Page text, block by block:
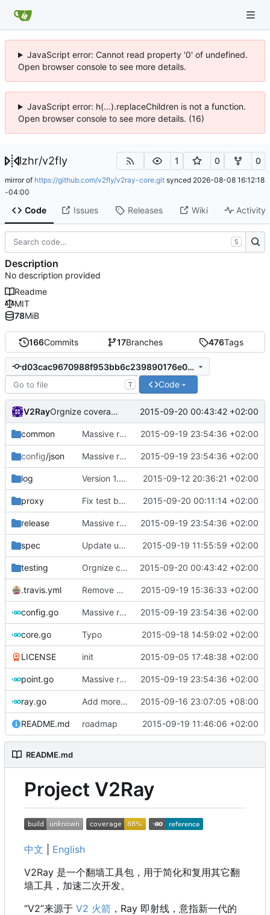
JavaScript error: Cannot read property '0' of undefined.
Open browser console to see more details.
JavaScript error: h(...).replaceChildren is not a function.
Open browser console to see more details. (16)
lzhr/v2fly 1 0 0
mirror of https://github.com/v2fly/v2ray-core.git synced 2026-08-08 16:12:18
-04:00
Code Issues Releases Wiki Activity
166Commits 17Branches 476Tags
d03cac9670988f953bb6c239890176e091cf1ab4
T Code
V2Ray Orgnize coverage info 2015-09-20 00:43:42 +02:00
common Massive refactoring for better code structure 2015-09-19 23:54:36 +02:00
config/json Massive refactoring for better code structure 2015-09-19 23:54:36 +02:00
log Version 1.0 alpha 2015-09-12 20:36:21 +02:00
proxy Fix test break 2015-09-20 00:11:14 +02:00
release Massive refactoring for better code structure 2015-09-19 23:54:36 +02:00
spec Update user guide 2015-09-19 11:55:59 +02:00
testing Orgnize coverage info 2015-09-20 00:43:42 +02:00
.travis.yml Remove unnecessary tip target. 2015-09-19 15:36:33 +02:00
config.go Massive refactoring for better code structure 2015-09-19 23:54:36 +02:00
core.go Typo 2015-09-18 14:59:02 +02:00
LICENSE init 2015-09-05 17:48:38 +02:00
point.go Massive refactoring for better code structure 2015-09-19 23:54:36 +02:00
ray.go Add more error check and declare the field name in composite literal. 2015-09-16 23:07:05 +08:00
README.md roadmap 2015-09-19 11:46:06 +02:00
README.md
Project V2Ray
中文
English
V2Ray 是一个翻墙工具包，用于简化和复用其它翻
墙工具，加速二次开发。
“V2”来源于 V2 火箭 ，Ray 即射线，意指新一代的
S
Description
No description provided
Readme
MIT
78MiB